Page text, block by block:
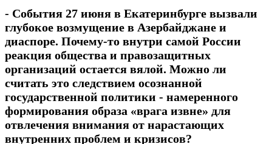
- События 27 июня в Екатеринбурге вызвали
глубокое возмущение в Азербайджане и
диаспоре. Почему-то внутри самой России
реакция общества и правозащитных
организаций остается вялой. Можно ли
считать это следствием осознанной
государственной политики - намеренного
формирования образа «врага извне» для
отвлечения внимания от нарастающих
внутренних проблем и кризисов?